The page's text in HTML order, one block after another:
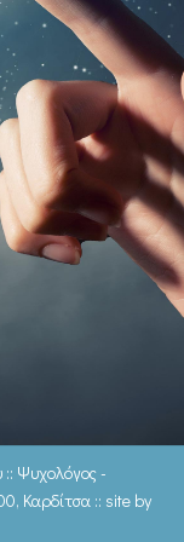
Ψυχολόγος -
Καρδίτσα :: site by